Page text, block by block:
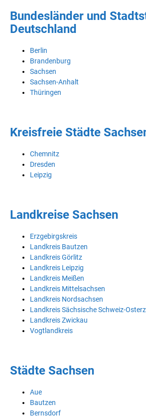
Bundesländer und
Deutschland
Berlin
Brandenburg
Sachsen
Sachsen-Anhalt
Thüringen
Kreisfreie Städte
Chemnitz
Dresden
Leipzig
Landkreise Sachsen
Erzgebirgskreis
Landkreis Bautzen
Landkreis Görlitz
Landkreis Leipzig
Landkreis Meißen
Landkreis Mittelsachsen
Landkreis Nordsachsen
Landkreis Sächsische Schweiz-
Landkreis Zwickau
Vogtlandkreis
Städte Sachsen
Aue
Bautzen
Bernsdorf